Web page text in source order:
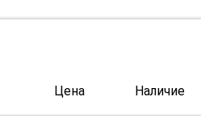
Цена Наличие